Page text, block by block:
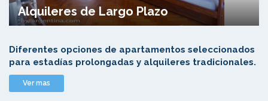
Alquileres de Largo Plazo
Diferentes opciones de apartamentos seleccionados
para estadías prolongadas y alquileres tradicionales.
Ver mas